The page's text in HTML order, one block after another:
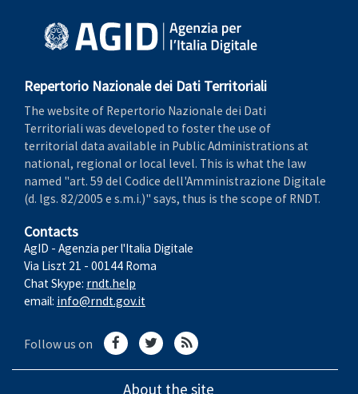
Repertorio Nazionale dei Dati Territoriali
The website of Repertorio Nazionale dei Dati
Territoriali was developed to foster the use of
territorial data available in Public Administrations at
national, regional or local level. This is what the law
named "art. 59 del Codice dell'Amministrazione Digitale
(d. lgs. 82/2005 e s.m.i.)" says, thus is the scope of RNDT.
Contacts
AgID - Agenzia per l'Italia Digitale
Via Liszt 21 - 00144 Roma
Chat Skype: rndt.help
email: info@rndt.gov.it
Follow us on
About the site